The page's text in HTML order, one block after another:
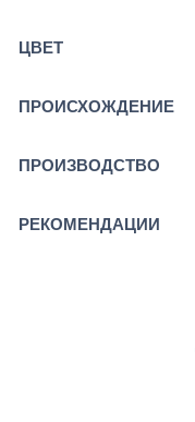
ЦВЕТ
ПРОИСХОЖДЕНИЕ
ПРОИЗВОДСТВО
РЕКОМЕНДАЦИИ